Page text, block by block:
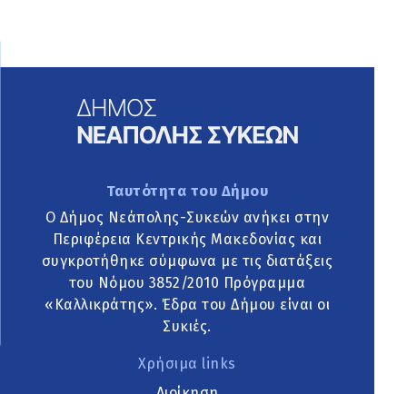
Ταυτότητα του Δήμου
Ο Δήμος Νεάπολης-Συκεών ανήκει στην
Περιφέρεια Κεντρικής Μακεδονίας και
συγκροτήθηκε σύμφωνα με τις διατάξεις
του Νόμου 3852/2010 Πρόγραμμα
«Καλλικράτης». Έδρα του Δήμου είναι οι
Συκιές.
Χρήσιμα links